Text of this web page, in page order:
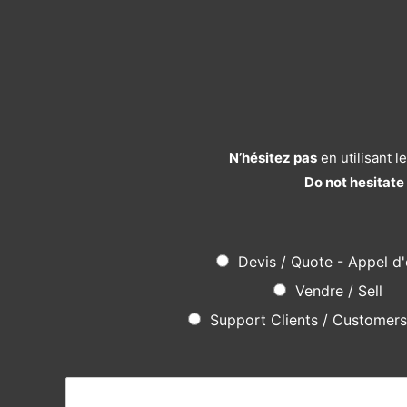
N’hésitez pas en utilisant
Do not hesitate
Devis / Quote - Appel
Vendre / Sell
Support Clients /